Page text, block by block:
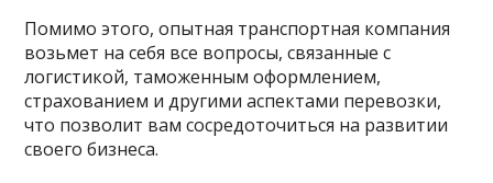
Помимо этого, опытная транспортная компания
возьмет на себя все вопросы, связанные с
логистикой, таможенным оформлением,
страхованием и другими аспектами перевозки,
что позволит вам сосредоточиться на развитии
своего бизнеса.